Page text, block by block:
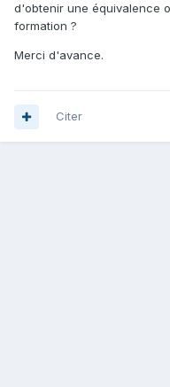
d'obtenir une équivalence
formation ?
Merci d'avance.
Citer